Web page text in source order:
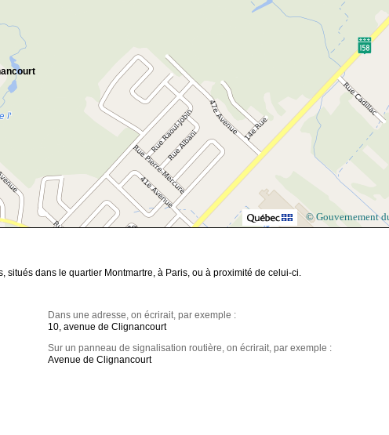
© Gouvernement
dans le quartier Montmartre, à Paris, ou à proximité de celui-ci.
Dans une adresse, on écrirait, par exemple :
10, avenue de Clignancourt
Sur un panneau de signalisation routière, on écrirait, par exemple :
Avenue de Clignancourt